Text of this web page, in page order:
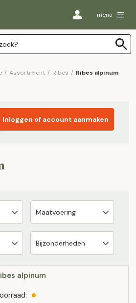
menu
/ Assortiment / Ribes / Ribes alpinum
Inloggen of account aanmaken
alpinum